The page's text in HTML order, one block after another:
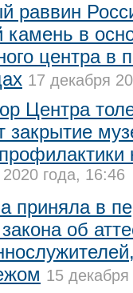
раввин
камень в
центра в
17 декабря
Центра
закрытие
года, 16:46
приняла в
об
15